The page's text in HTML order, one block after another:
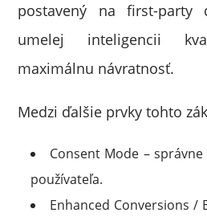
postavený na first-party
umelej inteligencii
maximálnu návratnosť.
Medzi ďalšie prvky tohto
Consent Mode –
používateľa.
Enhanced Conversions /